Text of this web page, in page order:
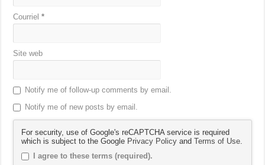
Courriel*
Site web
Notify me of follow-up comments by email.
Notify me of new posts by email.
For security, use of Google's reCAPTCHA service is required
which is subject to the Google Privacy Policy andTerms of Use
I agree to these terms (required).